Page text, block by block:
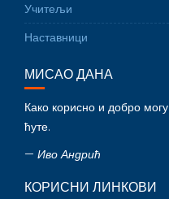
Учитељи
Наставници
МИСАО ДАНА
Како корисно и добро
ћуте.
— Иво Андрић
КОРИСНИ ЛИНКОВИ